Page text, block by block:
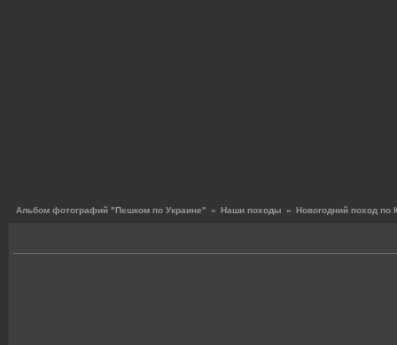
Альбом фотографий "Пешком по Украине" » Наши походы » Новогодний поход по